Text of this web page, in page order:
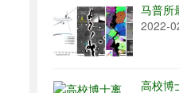
马普所
2022-
高校博